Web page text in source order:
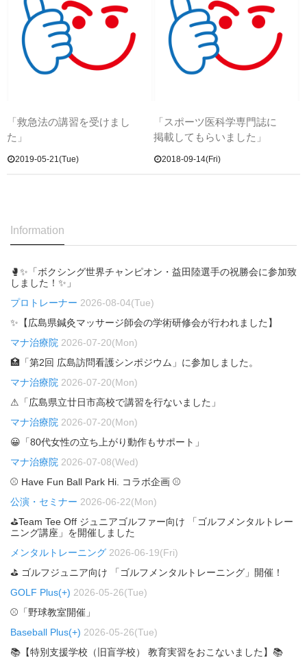
「救急法の講習を受けまし
た」
2019-05-21(Tue)
「スポーツ医科学専門誌に
掲載してもらいました」
2018-09-14(Fri)
Information
🥊✨「ボクシング世界チャンピオン・益田陸選手の祝勝会に参加致
しました！✨」
プロトレーナー 2026-08-04(Tue)
✨【広島県鍼灸マッサージ師会の学術研修会が行われました】
マナ治療院 2026-07-20(Mon)
🏥「第2回 広島訪問看護シンポジウム」に参加しました。
マナ治療院 2026-07-20(Mon)
⚠「広島県立廿日市高校で講習を行ないました」
マナ治療院 2026-07-20(Mon)
😀「80代女性の立ち上がり動作もサポート」
マナ治療院 2026-07-08(Wed)
⚾ Have Fun Ball Park Hi. コラボ企画 ⚾
公演・セミナー 2026-06-22(Mon)
⛳Team Tee Off ジュニアゴルファー向け 「ゴルフメンタルトレー
ニング講座」を開催しました
メンタルトレーニング 2026-06-19(Fri)
⛳ ゴルフジュニア向け 「ゴルフメンタルトレーニング」開催！
GOLF Plus(+) 2026-05-26(Tue)
⚾「野球教室開催」
Baseball Plus(+) 2026-05-26(Tue)
📚【特別支援学校（旧盲学校） 教育実習をおこないました】📚